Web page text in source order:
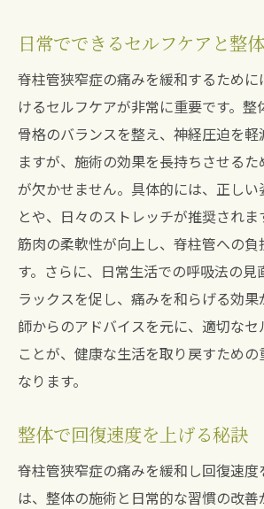
日常でできるセルフケアと整
脊柱管狭窄症の痛みを緩和するため
けるセルフケアが非常に重要です。整
骨格のバランスを整え、神経圧迫を軽
ますが、施術の効果を長持ちさせる
が欠かせません。具体的には、正しい
とや、日々のストレッチが推奨されま
筋肉の柔軟性が向上し、脊柱管への負
す。さらに、日常生活での呼吸法の見
ラックスを促し、痛みを和らげる効
師からのアドバイスを元に、適切なセ
ことが、健康な生活を取り戻すための
なります。
整体で回復速度を上げる秘訣
脊柱管狭窄症の痛みを緩和し回復速度
は、整体の施術と日常的な習慣の改善